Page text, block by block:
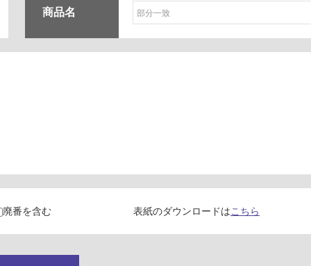
商品名
廃番を含む 表紙のダウンロードはこちら